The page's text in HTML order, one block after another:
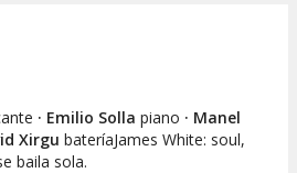
· Emilio Solla piano · Manel
Xirgu bateríaJames White: soul,
baila sola.